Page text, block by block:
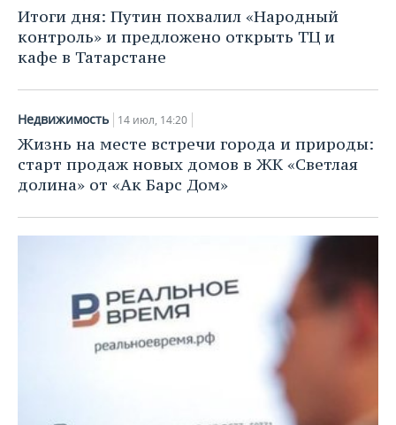
НЕФТЕХИМИЯ
НЕФТЬ
ОПК
ЭНЕРГЕТИКА
РОЗНИЧНАЯ ТОРГОВЛЯ
УСЛУГИ
НОВОСТИ ТЕХНОЛОГИЙ
МЕДИА
ТЕЛЕКОММУНИКАЦИИ
МЕРОПРИЯТИЯ
ВЫЕЗДНАЯ РЕДАКЦИЯ
БИЗНЕС-БРАНЧИ
ONLINE-КОНФЕРЕНЦИИ
ОТКРЫТАЯ ЛЕКЦИЯ
НОВОСТИ СПОРТА
ФУТБОЛ
ХОККЕЙ
БАСКЕТБОЛ
КИБЕРСПОРТ
ФИГУРНОЕ КАТАНИЕ
ОБЩЕСТВО
НОВОСТИ ОБЩЕСТВА
ВЛАСТЬ
ИНФРАСТРУКТУРА
КУЛЬТУРА
МЕДИЦИНА
СЮЖЕТЫ
СПРАВОЧНИК
СПИСОК КОМПАНИЙ
Итоги дня: Путин похвалил «Народный
контроль» и предложено открыть ТЦ и
кафе в Татарстане
Недвижимость 14 июл, 14:20
Жизнь на месте встречи города и природы:
старт продаж новых домов в ЖК «Светлая
долина» от «Ак Барс Дом»